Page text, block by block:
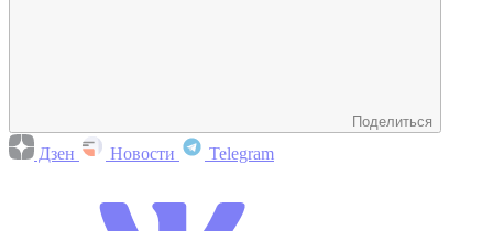
Поделиться
Дзен Новости Telegram